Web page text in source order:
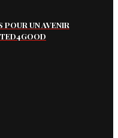
POUR UN AVENIR